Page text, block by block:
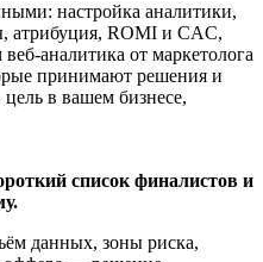
настройка аналитики,
атрибуция, ROMI и CAC,
аналитика от маркетолога
принимают решения и
в вашем бизнесе,
список финалистов и
данных, зоны риска,